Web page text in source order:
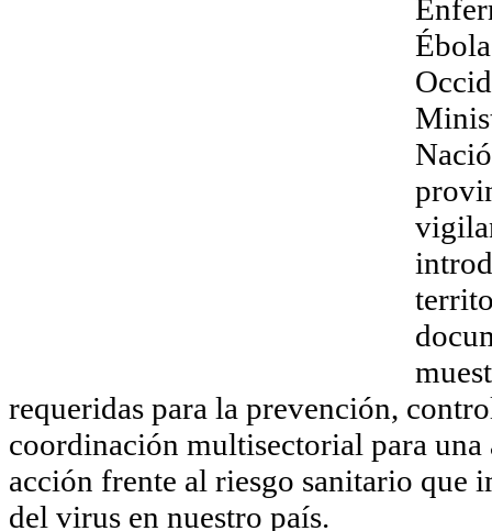
requeridas para la prevención,
coordinación multisectorial para una
acción frente al riesgo sanitario que
del virus en nuestro país.